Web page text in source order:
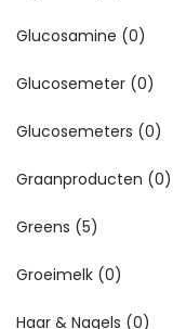
Glucosamine (0)
Glucosemeter (0)
Glucosemeters (0)
Graanproducten (0)
Greens (5)
Groeimelk (0)
Haar & Nagels (0)